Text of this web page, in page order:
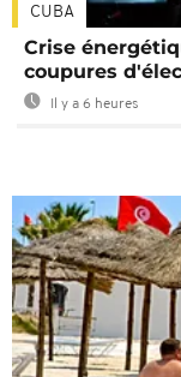
CUBA
Crise
coupures
Il y a 6 heures